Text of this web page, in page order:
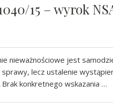
15 – wyrok
nieważnościowe jest
lecz ustalenie
Brak konkretnego wskazania …